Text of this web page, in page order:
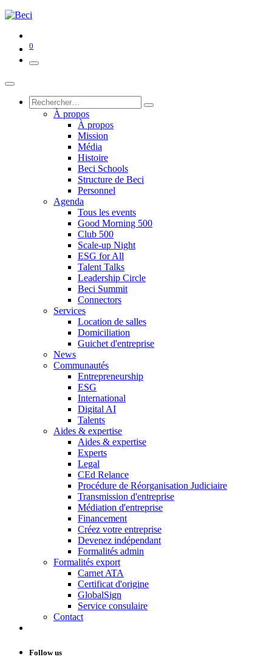
0
À propos
À propos
Mission
Média
Histoire
Beci Schools
Structure de Beci
Personnel
Agenda
Tous les events
Good Morning 500
Club 500
Scale-up Night
ESG for All
Talent Talks
Leadership Circle
Beci Summit
Connectors
Services
Location de salles
Domiciliation
Guichet d'entreprise
News
Communautés
Entrepreneurship
ESG
International
Digital AI
Talents
Aides & expertise
Aides & expertise
Experts
Legal
CEd Relance
Procédure de Réorganisation Judiciaire
Transmission d'entreprise
Médiation d'entreprise
Financement
Créez votre entreprise
Devenez indépendant
Formalités admin
Formalités export
Carnet ATA
Certificat d'origine
GlobalSign
Service consulaire
Contact
Follow us